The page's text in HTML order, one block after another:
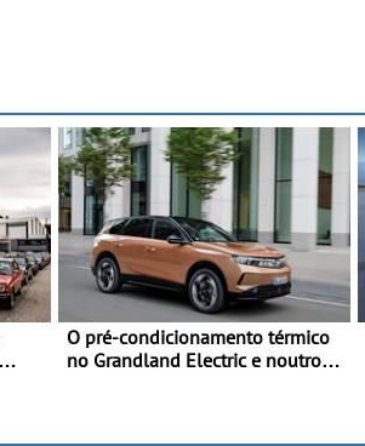
O pré-condicionamento térmico
no Grandland Electric e noutros